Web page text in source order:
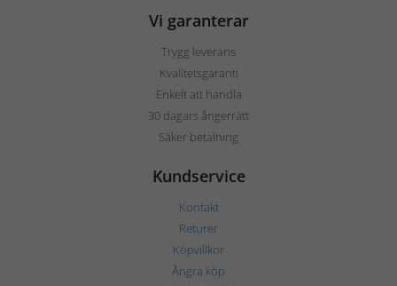
Vi garanterar
Trygg leverans
Kvalitetsgaranti
Enkelt att handla
30 dagars ångerrätt
Säker betalning
Kundservice
Kontakt
Returer
Köpvillkor
Ångra köp